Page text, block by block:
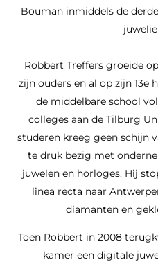
Bouman inmiddels de
Robbert Treffers groeide
zijn ouders en al op zijn 13e
de middelbare school
colleges aan de Tilburg
studeren kreeg geen schijn
te druk bezig met
juwelen en horloges. Hij
linea recta naar
diamanten en
Toen Robbert in 2008
kamer een digitale